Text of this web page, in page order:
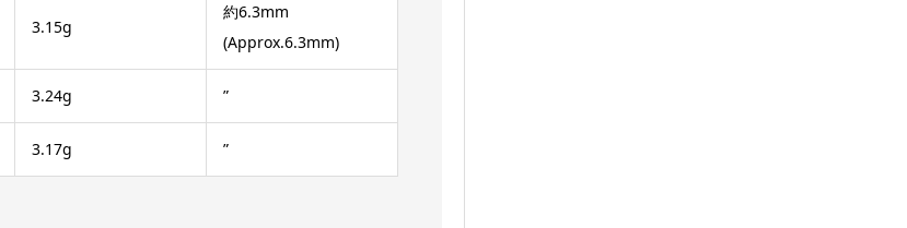
3.15g
約6.3mm
(Approx.6.3mm)
3.24g ”
3.17g ”